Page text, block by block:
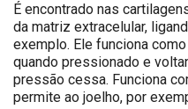
É encontrado nas
da matriz extracelular,
exemplo. Ele funciona
quando pressionado e
pressão cessa. Funciona
permite ao joelho, por